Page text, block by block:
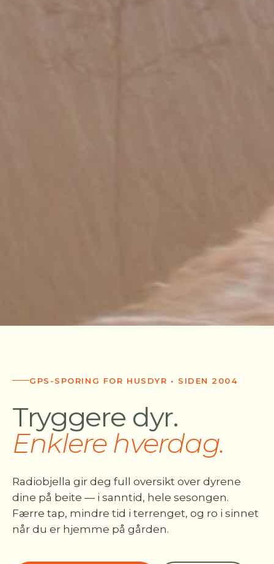
GPS-SPORING FOR HUSDYR • SIDEN 2004
Tryggere dyr.
Enklere hverdag.
Radiobjella gir deg full oversikt over dyrene
dine på beite — i sanntid, hele sesongen.
Færre tap, mindre tid i terrenget, og ro i sinnet
når du er hjemme på gården.